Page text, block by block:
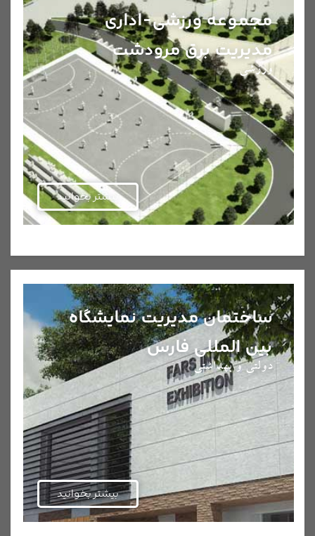
مجموعه ورزشی-اداری
مدیریت برق مرودشت
ورزشی
بیشتر بخوانید
ساختمان مدیریت نمایشگاه
بین المللی فارس
دولتی و بهداشتی
بیشتر بخوانید